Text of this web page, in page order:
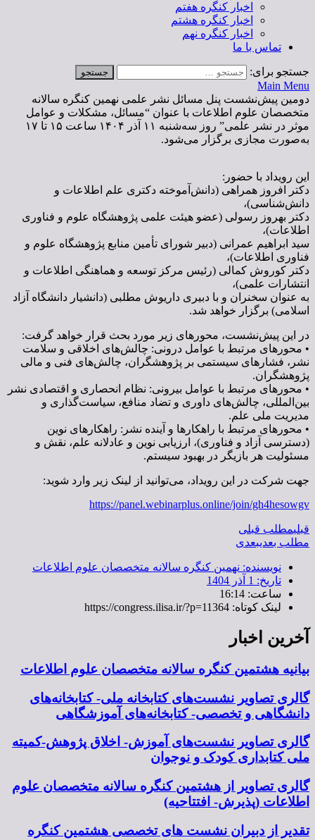
اخبار کنگره هفتم
اخبار کنگره هشتم
اخبار کنگره نهم
تماس با ما
جستجو برای:
Main Menu
دومین پیش‌نشست پنل مسائل نشر علمی نهمین کنگره سالانه
متخصصان علوم اطلاعات با عنوان “مسائل، مشکلات و عوامل
موثر در نشر علمی” روز سه‌شنبه ۱۱ آذر ۱۴۰۴ ساعت ۱۵ تا ۱۷
به‌صورت مجازی برگزار می‌شود.
این رویداد با حضور:
دکتر افروز همراهی (دانش‌آموخته دکتری علم اطلاعات و
دانش‌شناسی)،
دکتر بهروز رسولی (عضو هیئت علمی پژوهشگاه علوم و فناوری
اطلاعات)،
سید ابراهیم عمرانی (دبیر شورای تأمین منابع پژوهشگاه علوم و
فناوری اطلاعات)،
دکتر کوروش کمالی (رئیس مرکز توسعه و هماهنگی اطلاعات و
انتشارات علمی)،
به عنوان سخنران و با دبیری داریوش مطلبی (دانشیار دانشگاه آزاد
اسلامی) برگزار خواهد شد.
در این پیش‌نشست، محورهای زیر مورد بحث قرار خواهد گرفت:
• محورهای مرتبط با عوامل درونی: چالش‌های اخلاقی و سلامت
نشر، فشارهای سیستمی بر پژوهشگران، چالش‌های فنی و مالی
پژوهشگران.
• محورهای مرتبط با عوامل بیرونی: نظام انحصاری و اقتصادی نشر
بین‌المللی، چالش‌های داوری و تضاد منافع، سیاست‌گذاری و
مدیریت ملی علم.
• محورهای مرتبط با راهکارها و آینده نشر: راهکارهای نوین
(دسترسی آزاد و فناوری)، ارزیابی نوین و عادلانه علم، نقش و
مسئولیت هر بازیگر در بهبود سیستم.
جهت شرکت در این رویداد، می‌توانید از لینک زیر وارد شوید:
https://panel.webinarplus.online/join/gh4hesowgv
قبلیمطلب قبلی
مطلب بعدیبعدی
نویسنده: نهمین کنگره سالانه متخصصان علوم اطلاعات
تاریخ: 1 آذر 1404
ساعت: 16:14
لینک کوتاه: https://congress.ilisa.ir/?p=11364
آخرین اخبار
بیانیه هشتمین کنگره سالانه متخصصان علوم اطلاعات
گالری تصاویر نشست‌های کتابخانه ملی- کتابخانه‌های
دانشگاهی و تخصصی- کتابخانه‌های آموزشگاهی
گالری تصاویر نشست‌های آموزش- اخلاق پژوهش-کمیته
ملی کتابداری کودک و نوجوان
گالری تصاویر از هشتمین کنگره سالانه متخصصان علوم
اطلاعات (پذیرش- افتتاحیه)
تقدیر از دبیران نشست های تخصصی هشتمین کنگره